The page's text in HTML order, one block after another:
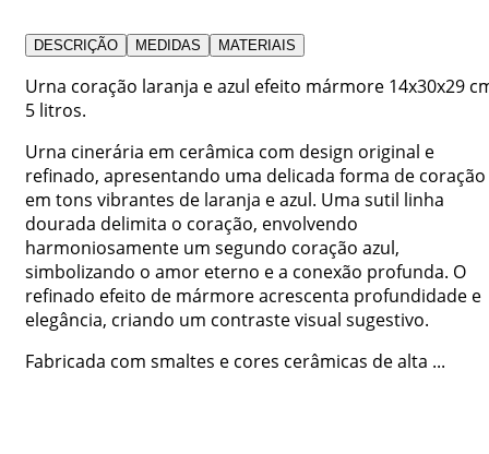
DESCRIÇÃO MEDIDAS MATERIAIS
Urna coração laranja e azul efeito mármore 14x30x29
5 litros.
Urna cinerária em cerâmica com design original e
refinado, apresentando uma delicada forma de coração
em tons vibrantes de laranja e azul. Uma sutil linha
dourada delimita o coração, envolvendo
harmoniosamente um segundo coração azul,
simbolizando o amor eterno e a conexão profunda. O
refinado efeito de mármore acrescenta profundidade e
elegância, criando um contraste visual sugestivo.
Fabricada com smaltes e cores cerâmicas de alta ...